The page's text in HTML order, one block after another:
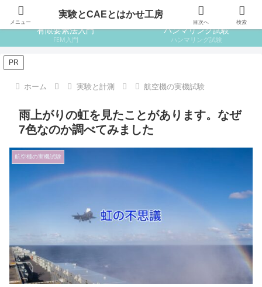
はじめての設計
はじめての金属材料
有限要素法入門
FEM入門
ハンマリング試験
ハンマリング試験
PR
ホーム 実験と計測 航空機の実機試験
雨上がりの虹を見たことがあります。なぜ
7色なのか調べてみました
航空機の実機試験
メニュー
実験とCAEとはかせ工房
目次へ 検索